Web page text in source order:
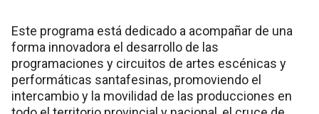
Este programa está dedicado a acompañar de una
forma innovadora el desarrollo de las
programaciones y circuitos de artes escénicas y
performáticas santafesinas, promoviendo el
intercambio y la movilidad de las producciones en